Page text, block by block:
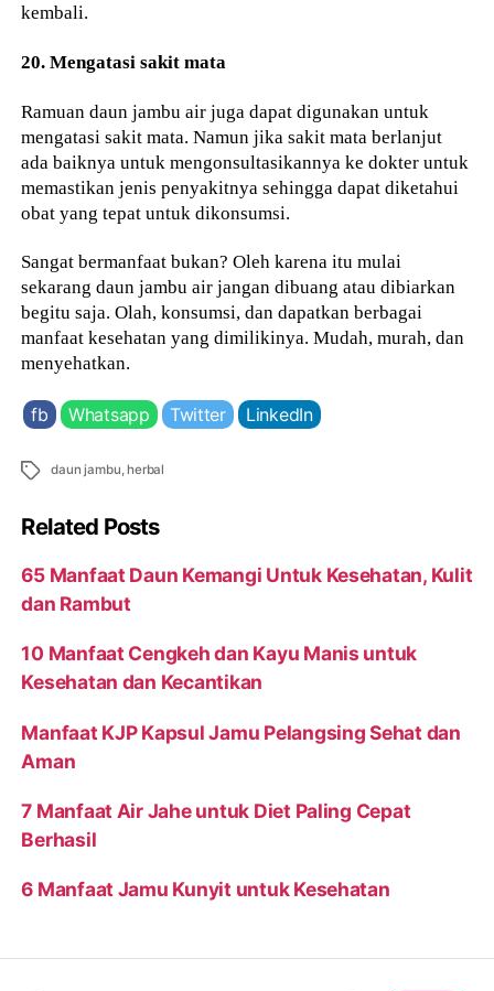
kembali.
20. Mengatasi sakit mata
Ramuan daun jambu air juga dapat digunakan untuk
mengatasi sakit mata. Namun jika sakit mata berlanjut
ada baiknya untuk mengonsultasikannya ke dokter untuk
memastikan jenis penyakitnya sehingga dapat diketahui
obat yang tepat untuk dikonsumsi.
Sangat bermanfaat bukan? Oleh karena itu mulai
sekarang daun jambu air jangan dibuang atau dibiarkan
begitu saja. Olah, konsumsi, dan dapatkan berbagai
manfaat kesehatan yang dimilikinya. Mudah, murah, dan
menyehatkan.
fb Whatsapp Twitter LinkedIn
Tags daun jambu, herbal
Related Posts
65 Manfaat Daun Kemangi Untuk Kesehatan, Kulit
dan Rambut
10 Manfaat Cengkeh dan Kayu Manis untuk
Kesehatan dan Kecantikan
Manfaat KJP Kapsul Jamu Pelangsing Sehat dan
Aman
7 Manfaat Air Jahe untuk Diet Paling Cepat
Berhasil
6 Manfaat Jamu Kunyit untuk Kesehatan